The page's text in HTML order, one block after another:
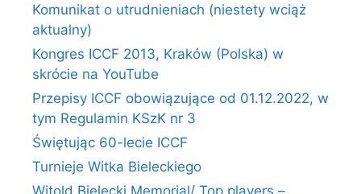
Komunikat o utrudnieniach (niestety wciąż
aktualny)
Kongres ICCF 2013, Kraków (Polska) w
skrócie na YouTube
Przepisy ICCF obowiązujące od 01.12.2022, w
tym Regulamin KSzK nr 3
Świętując 60-lecie ICCF
Turnieje Witka Bieleckiego
Witold Bielecki Memorial/ Top players –